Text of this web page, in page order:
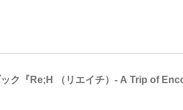
ク『Re;H （リエイチ）- A Trip of